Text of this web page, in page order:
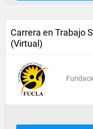
Carrera en Trabajo
(Virtual)